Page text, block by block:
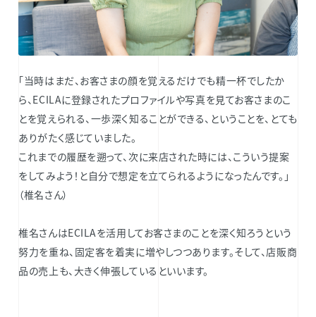
「当時はまだ、お客さまの顔を覚えるだけでも精一杯でしたか
ら、ECILAに登録されたプロファイルや写真を見てお客さまのこ
とを覚えられる、一歩深く知ることができる、ということを、とても
ありがたく感じていました。
これまでの履歴を遡って、次に来店された時には、こういう提案
をしてみよう！と自分で想定を立てられるようになったんです。」
（椎名さん）
椎名さんはECILAを活用してお客さまのことを深く知ろうという
努力を重ね、固定客を着実に増やしつつあります。そして、店販商
品の売上も、大きく伸張しているといいます。